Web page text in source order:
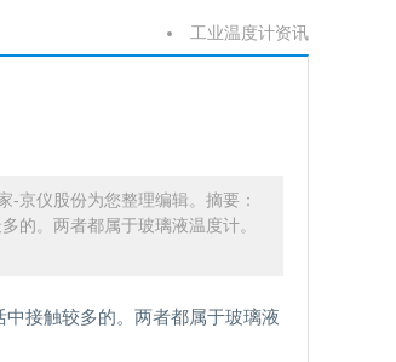
工业温度计资讯
-京仪股份为您整理编辑。摘要：
的。两者都属于玻璃液温度计。
接触较多的。两者都属于玻璃液